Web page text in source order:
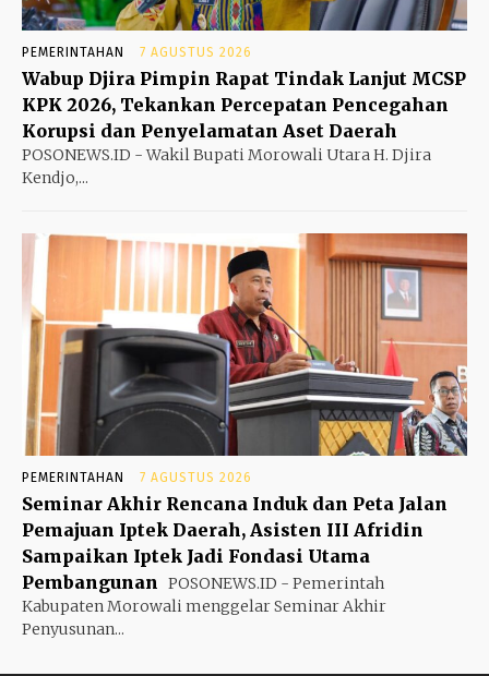
PEMERINTAHAN 7 AGUSTUS 2026
Wabup Djira Pimpin Rapat Tindak Lanjut MCSP
KPK 2026, Tekankan Percepatan Pencegahan
Korupsi dan Penyelamatan Aset Daerah
POSONEWS.ID - Wakil Bupati Morowali Utara H. Djira
Kendjo,...
PEMERINTAHAN 7 AGUSTUS 2026
Seminar Akhir Rencana Induk dan Peta Jalan
Pemajuan Iptek Daerah, Asisten III Afridin
Sampaikan Iptek Jadi Fondasi Utama
Pembangunan POSONEWS.ID - Pemerintah
Kabupaten Morowali menggelar Seminar Akhir
Penyusunan...